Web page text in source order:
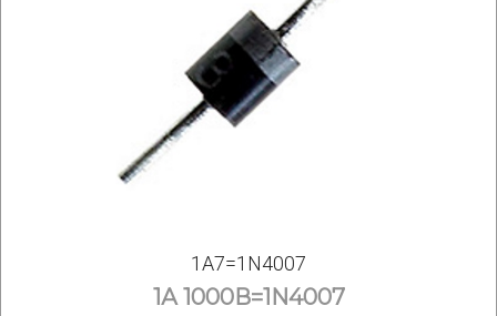
1A7=1N4007
1А 1000В=1N4007